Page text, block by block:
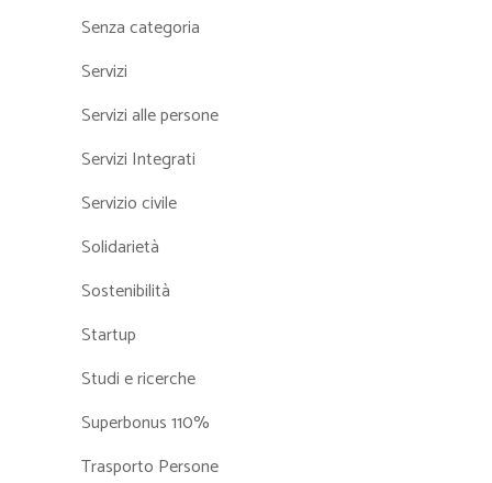
Senza categoria
Servizi
Servizi alle persone
Servizi Integrati
Servizio civile
Solidarietà
Sostenibilità
Startup
Studi e ricerche
Superbonus 110%
Trasporto Persone